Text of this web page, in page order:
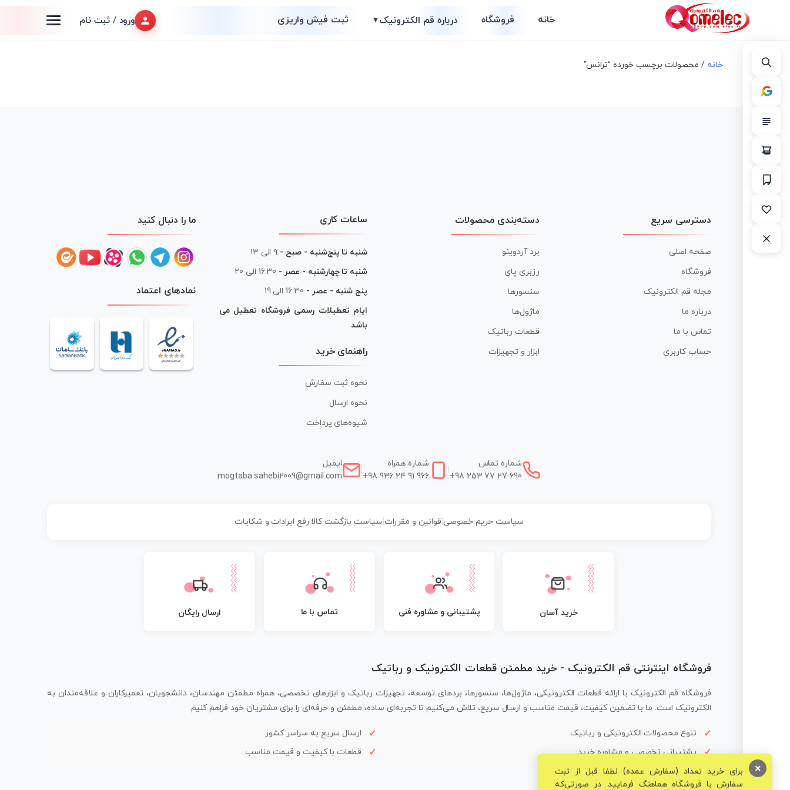
خانه فروشگاه درباره قم الکترونیک▼ ثبت فیش واریزی ورود / ثبت نام
خانه / محصولات برچسب خورده “ترانس”
دسترسی سریع
صفحه اصلی
فروشگاه
مجله قم الکترونیک
درباره ما
تماس با ما
حساب کاربری
دسته‌بندی محصولات
برد آردوینو
رزبری پای
سنسورها
ماژول‌ها
قطعات رباتیک
ابزار و تجهیزات
ساعات کاری
شنبه تا پنج‌شنبه - صبح - ۹ الی ۱۳
شنبه تا چهارشنبه - عصر - 16:30 الی 20
پنج شنبه - عصر - 16:30 الی 19
ایام تعطیلات رسمی فروشگاه تعطیل می
باشد
راهنمای خرید
نحوه ثبت سفارش
نحوه ارسال
شیوه‌های پرداخت
ما را دنبال کنید
نمادهای اعتماد
شماره تماس
+98 253 77 27 690
شماره همراه
+98 936 24 91 966
ایمیل
mogtaba.sahebi2009@gmail.com
سیاست حریم خصوصی| قوانین و مقررات سیاست بازگشت کالا رفع ایرادات و شکایات
خرید آسان پشتیبانی و مشاوره فنی تماس با ما ارسال رایگان
فروشگاه اینترنتی قم الکترونیک - خرید مطمئن قطعات الکترونیک و رباتیک
فروشگاه قم الکترونیک با ارائه قطعات الکترونیکی، ماژول‌ها، سنسورها، بردهای توسعه، تجهیزات رباتیک و ابزارهای تخصصی، همراه مطمئن مهندسان، دانشجویان، تعمیرکاران و علاقه‌مندان به
الکترونیک است. ما با تضمین کیفیت، قیمت مناسب و ارسال سریع، تلاش می‌کنیم تا تجربه‌ای ساده، مطمئن و حرفه‌ای را برای مشتریان خود فراهم کنیم.
تنوع محصولات الکترونیکی و رباتیک
ارسال سریع به سراسر کشور
پشتیبانی تخصصی و مشاوره خرید
قطعات با کیفیت و قیمت مناسب
برای خرید تعداد (سفارش عمده) لطفا قبل از ثبت
سفارش با فروشگاه هماهنگ فرمایید. در صورتی‌که
×